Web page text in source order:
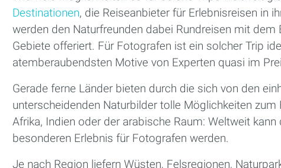
Destinationen, die Reiseanbieter für Erlebnisreisen in
werden den Naturfreunden dabei Rundreisen mit
Gebiete offeriert. Für Fotografen ist ein solcher Trip
atemberaubendsten Motive von Experten quasi im
Gerade ferne Länder bieten durch die sich von den
unterscheidenden Naturbilder tolle Möglichkeiten zum
Afrika, Indien oder der arabische Raum: Weltweit
besonderen Erlebnis für Fotografen werden.
Je nach Region liefern Wüsten, Felsregionen,